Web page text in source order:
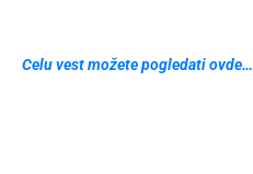
Celu vest možete pogledati ovde…